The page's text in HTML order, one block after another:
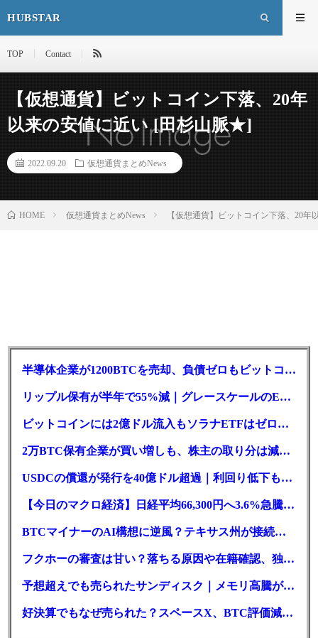
HUBSTAR
TOP Contact
【仮想通貨】ビットコイン下落、20年
以来の安値に近い [田杉山脈★]
2022.09.20 仮想通貨まとめNews
HOME 仮想通貨まとめNews 【仮想通貨】ビットコイン下落、20
半導体企業が1200BTCを売却、負債ゼロもビットコイン戦略は後退
リップル保有が半年で55%減｜グレースケールのETF、純資産1.6億ドル減
ビットコインには2億ドル流入もソラナETFはゼロ｜5営業日連続で停止
2万BTC保有企業が買い増しも、株主の取り分は減少｜目標と逆行
USDCの償還が発行を40億ドル超過｜利回り低下も収益は増加
【今日のマクロ経済】日経平均66,300円へ3.6%急騰もAI投資回収懸念が再燃
BTCマイナーのAI構想に逆風？テキサス州が接続審査を厳格化
フクホーの審査は甘い？落ちる原因や在籍確認、独自の方式を徹底解説
予想超えでも売られたサンディスク｜メモリ高騰がDePINにも波及か
好決算でもなぜ売られた？スペースX、BTC評価減と9億株の解禁